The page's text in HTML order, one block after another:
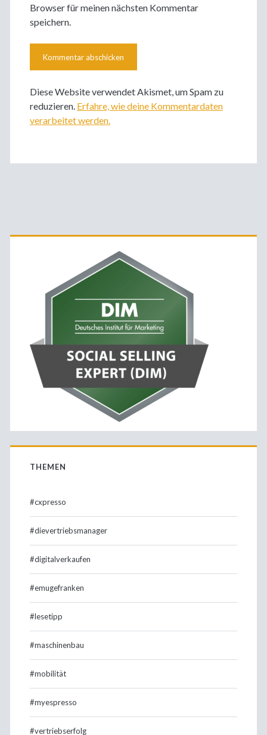
Browser für meinen nächsten Kommentar
speichern.
Diese Website verwendet Akismet, um Spam zu
reduzieren. Erfahre, wie deine Kommentardaten
verarbeitet werden.
Primäre
Sidebar
THEMEN
#cxpresso
#dievertriebsmanager
#digitalverkaufen
#emugefranken
#lesetipp
#maschinenbau
#mobilität
#myespresso
#vertriebserfolg